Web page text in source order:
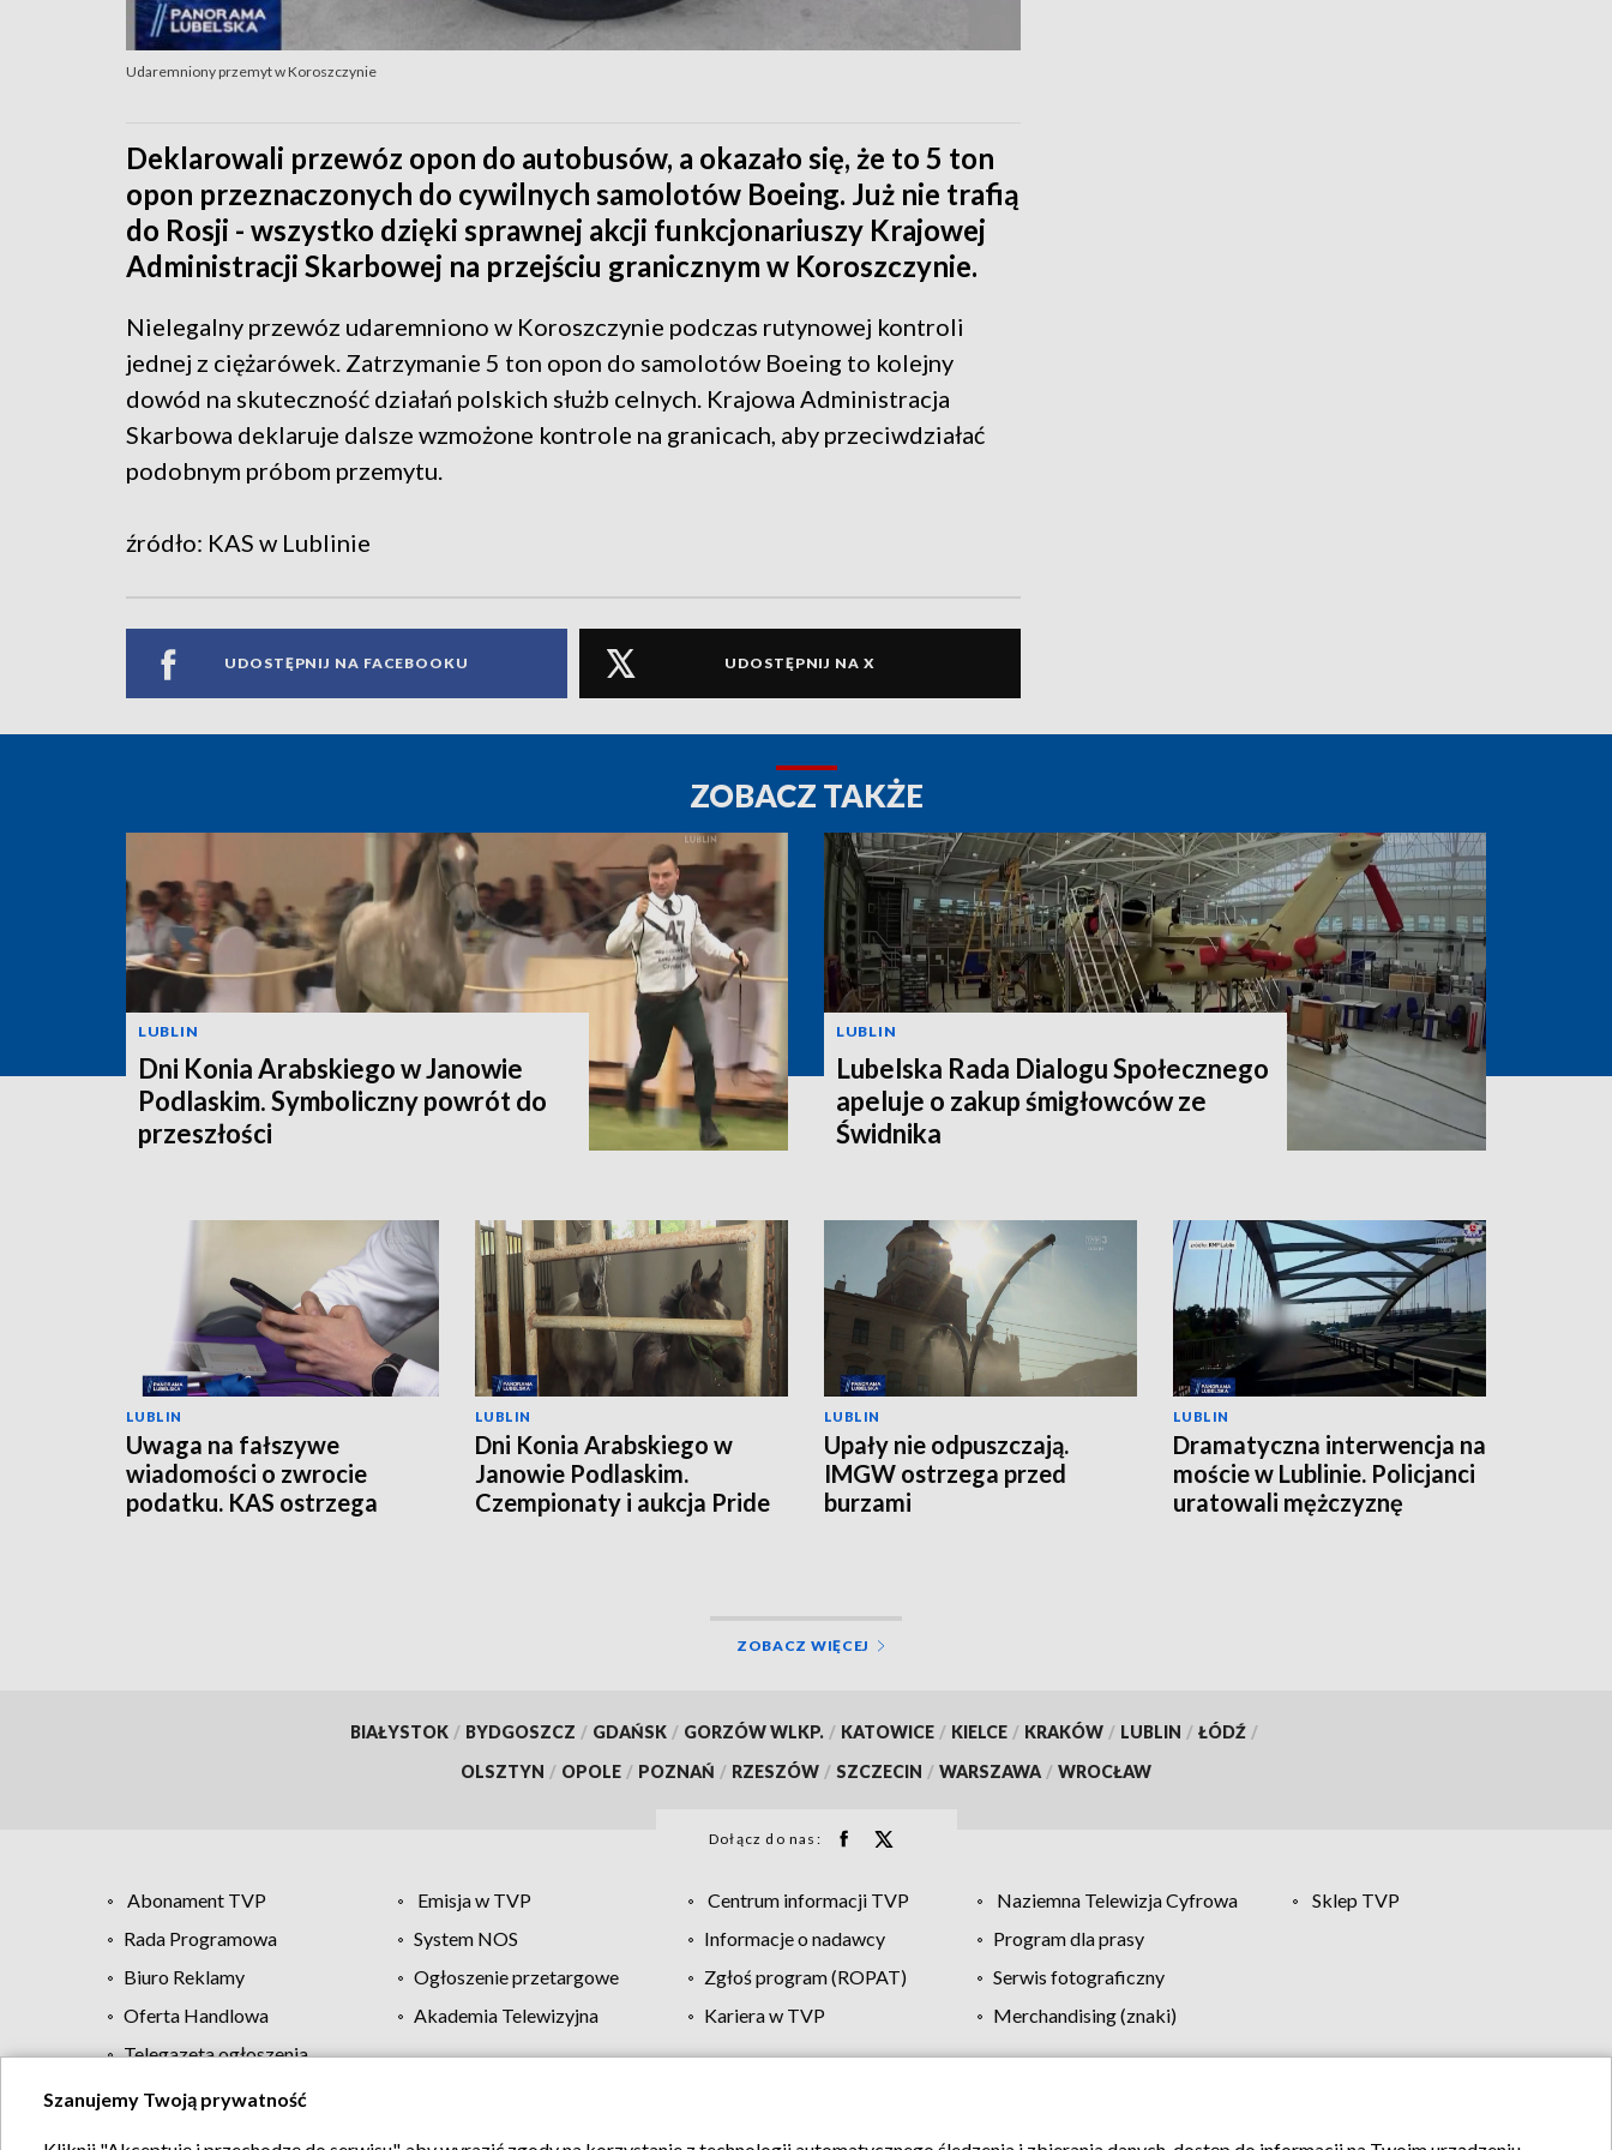
Udaremniony przemyt w Koroszczynie
Deklarowali przewóz opon do autobusów, a okazało się, że to 5 ton
opon przeznaczonych do cywilnych samolotów Boeing. Już nie trafią
do Rosji - wszystko dzięki sprawnej akcji funkcjonariuszy Krajowej
Administracji Skarbowej na przejściu granicznym w Koroszczynie.
Nielegalny przewóz udaremniono w Koroszczynie podczas rutynowej kontroli
jednej z ciężarówek. Zatrzymanie 5 ton opon do samolotów Boeing to kolejny
dowód na skuteczność działań polskich służb celnych. Krajowa Administracja
Skarbowa deklaruje dalsze wzmożone kontrole na granicach, aby przeciwdziałać
podobnym próbom przemytu.
źródło: KAS w Lublinie
UDOSTĘPNIJ NA FACEBOOKU UDOSTĘPNIJ NA X
ZOBACZ TAKŻE
LUBLIN
Dni Konia Arabskiego w Janowie
Podlaskim. Symboliczny powrót do
przeszłości
LUBLIN
Lubelska Rada Dialogu Społecznego
apeluje o zakup śmigłowców ze
Świdnika
LUBLIN
Uwaga na fałszywe
wiadomości o zwrocie
podatku. KAS ostrzega
LUBLIN
Dni Konia Arabskiego w
Janowie Podlaskim.
Czempionaty i aukcja Pride
LUBLIN
Upały nie odpuszczają.
IMGW ostrzega przed
burzami
LUBLIN
Dramatyczna interwencja na
moście w Lublinie. Policjanci
uratowali mężczyznę
ZOBACZ WIĘCEJ
BIAŁYSTOK / BYDGOSZCZ / GDAŃSK / GORZÓW WLKP. / KATOWICE / KIELCE / KRAKÓW / LUBLIN / ŁÓDŹ /
OLSZTYN / OPOLE / POZNAŃ / RZESZÓW / SZCZECIN / WARSZAWA / WROCŁAW
Dołącz do nas:
Abonament TVP Emisja w TVP Centrum informacji TVP Naziemna Telewizja Cyfrowa
Sklep TVP
Rada Programowa
System NOS Informacje o nadawcy
Program dla prasy
Biuro Reklamy
Ogłoszenie przetargowe Zgłoś program (ROPAT)
Serwis fotograficzny
Oferta Handlowa
Akademia Telewizyjna Kariera w TVP
Merchandising (znaki)
Telegazeta ogłoszenia
Regulamin TVP Polityka prywatności Moje zgody Pomoc Biuro reklamy Kontakt
Szanujemy Twoją prywatność